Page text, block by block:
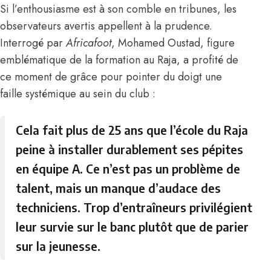
Si l’enthousiasme est à son comble en tribunes, les
observateurs avertis appellent à la prudence.
Interrogé parAfricafoot, Mohamed Oustad, figure
emblématique de la formation au Raja, a profité de
ce moment de grâce pour pointer du doigt une
faille systémique au sein du club :
Cela fait plus de 25 ans que l’école du Raja
peine à installer durablement ses pépites
en équipe A. Ce n’est pas un problème de
talent, mais un manque d’audace des
techniciens. Trop d’entraîneurs privilégient
leur survie sur le banc plutôt que de parier
sur la jeunesse.